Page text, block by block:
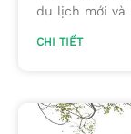
du lịch mới và
CHI TIẾT